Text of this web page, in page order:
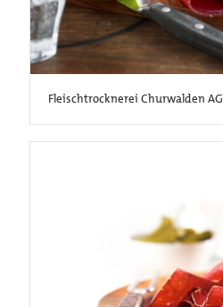
Fleischtrocknerei Churwalden AG